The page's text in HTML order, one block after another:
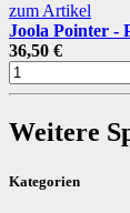
zum Artikel
Joola Pointer -
36,50 €
Weitere
Kategorien